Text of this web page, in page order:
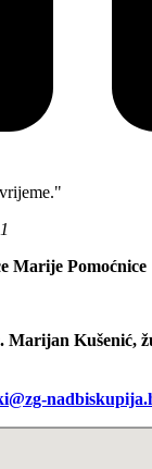
Marije Pomoćnice
Marijan Kušenić,